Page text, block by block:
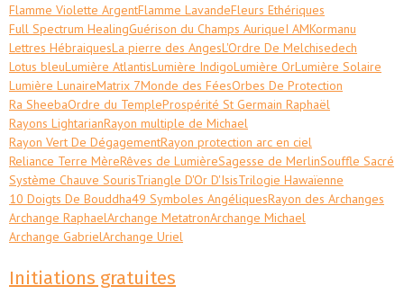
Flamme Violette ArgentFlamme LavandeFleurs Ethériques
Full Spectrum HealingGuérison du Champs AuriqueI AMKormanu
Lettres HébraiquesLa pierre des AngesL'Ordre De Melchisedech
Lotus bleuLumière AtlantisLumière IndigoLumière OrLumière Solaire
Lumière LunaireMatrix 7Monde des FéesOrbes De Protection
Ra SheebaOrdre du TempleProspérité St Germain Raphaël
Rayons LightarianRayon multiple de Michael
Rayon Vert De DégagementRayon protection arc en ciel
Reliance Terre MèreRêves de LumièreSagesse de MerlinSouffle Sacré
Système Chauve SourisTriangle D'Or D'IsisTrilogie Hawaïenne
10 Doigts De Bouddha49 Symboles AngéliquesRayon des Archanges
Archange RaphaelArchange MetatronArchange Michael
Archange GabrielArchange Uriel
Initiations gratuites